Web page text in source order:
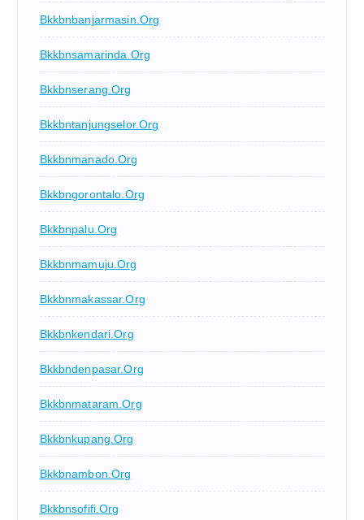
Bkkbnbanjarmasin.org
Bkkbnsamarinda.org
Bkkbnserang.org
Bkkbntanjungselor.org
Bkkbnmanado.org
Bkkbngorontalo.org
Bkkbnpalu.org
Bkkbnmamuju.org
Bkkbnmakassar.org
Bkkbnkendari.org
Bkkbndenpasar.org
Bkkbnmataram.org
Bkkbnkupang.org
Bkkbnambon.org
Bkkbnsofifi.org